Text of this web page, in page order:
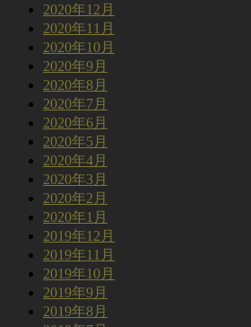
2020年12月
2020年11月
2020年10月
2020年9月
2020年8月
2020年7月
2020年6月
2020年5月
2020年4月
2020年3月
2020年2月
2020年1月
2019年12月
2019年11月
2019年10月
2019年9月
2019年8月